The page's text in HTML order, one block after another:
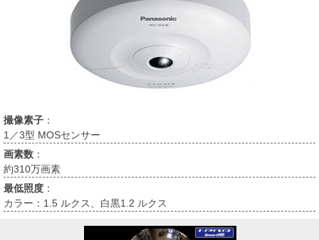
撮像素子 ：
1／3型 MOSセンサー
画素数 ：
約310万画素
最低照度 ：
カラー：1.5 ルクス、白黒1.2 ルクス